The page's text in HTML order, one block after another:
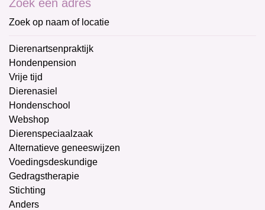
Zoek een adres
Zoek op naam of locatie
Dierenartsenpraktijk
Hondenpension
Vrije tijd
Dierenasiel
Hondenschool
Webshop
Dierenspeciaalzaak
Alternatieve geneeswijzen
Voedingsdeskundige
Gedragstherapie
Stichting
Anders